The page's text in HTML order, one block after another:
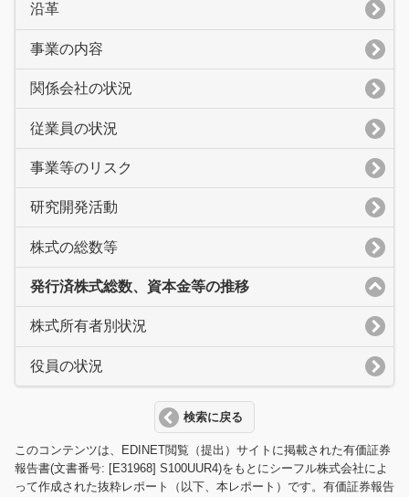
沿革
事業の内容
関係会社の状況
従業員の状況
事業等のリスク
研究開発活動
株式の総数等
発行済株式総数、資本金等の推移
株式所有者別状況
役員の状況
検索に戻る
このコンテンツは、EDINET閲覧（提出）サイトに掲載された有価証券
報告書(文書番号: [E31968] S100UUR4)をもとにシーフル株式会社によ
って作成された抜粋レポート（以下、本レポート）です。有価証券報告